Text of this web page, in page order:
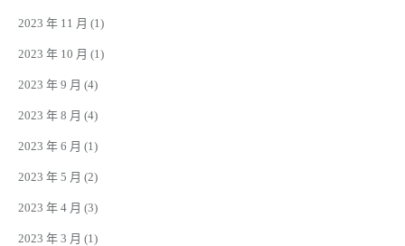
2023 年 11 月 (1)
2023 年 10 月 (1)
2023 年 9 月 (4)
2023 年 8 月 (4)
2023 年 6 月 (1)
2023 年 5 月 (2)
2023 年 4 月 (3)
2023 年 3 月 (1)